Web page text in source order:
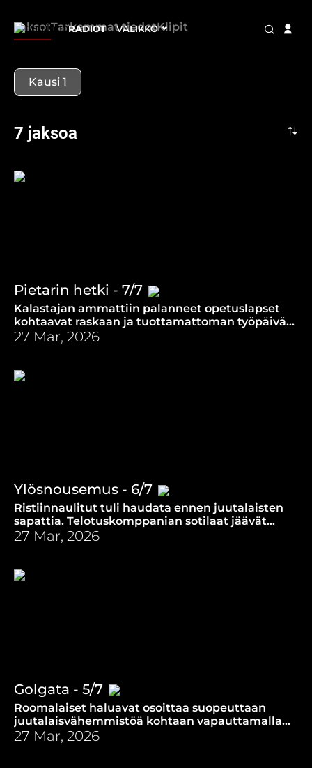
RADIOT VALIKKO
JaksotTarkemmat tiedotKlipit
Kausi 1
7 jaksoa
Pietarin hetki - 7/7
Kalastajan ammattiin palanneet opetuslapset
kohtaavat raskaan ja tuottamattoman työpäivän
jälkeen rannalla oudon neuvonantajan.
27 Mar, 2026
Ylösnousemus - 6/7
Ristiinnaulitut tuli haudata ennen juutalaisten
sapattia. Telotuskomppanian sotilaat jäävät
vartioimaan kuuluisan teloitetun hautaa.
27 Mar, 2026
Golgata - 5/7
Roomalaiset haluavat osoittaa suopeuttaan
juutalaisvähemmistöä kohtaan vapauttamalla
yhden tuomituista. Valinta ei kohdistu
Jeesukseen.
27 Mar, 2026